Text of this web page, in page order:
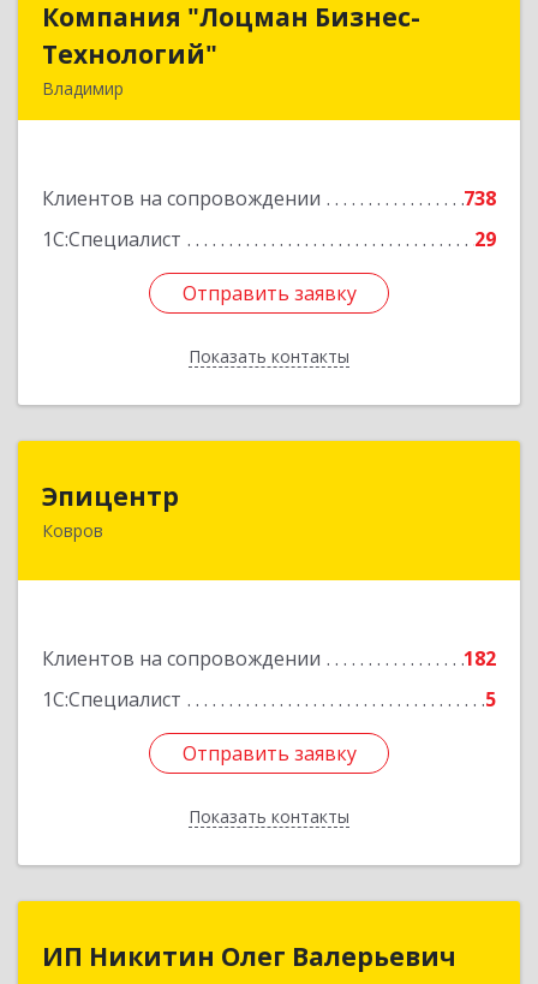
Компания "Лоцман Бизнес-
Технологий"
Владимир
Клиентов на сопровождении
738
1С:Специалист
29
Отправить заявку
Показать контакты
Компания "Лоцман Бизнес-
Подробнее
Отправить заявку
Назад
Эпицентр
Ковров
Клиентов на сопровождении
182
1С:Специалист
5
Отправить заявку
Показать контакты
601900, Владимирская обл, Ковров г, Барсукова
Отправить заявку
Назад
ИП Никитин Олег Валерьевич